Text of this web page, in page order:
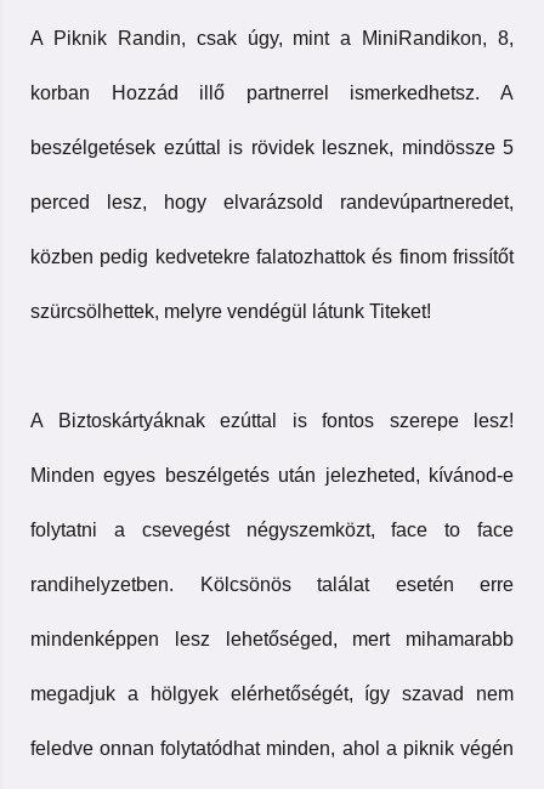
A Piknik Randin, csak úgy, mint a MiniRandikon, 8,
korban Hozzád illő partnerrel ismerkedhetsz. A
beszélgetések ezúttal is rövidek lesznek, mindössze 5
perced lesz, hogy elvarázsold randevúpartneredet,
közben pedig kedvetekre falatozhattok és finom frissítőt
szürcsölhettek, melyre vendégül látunk Titeket!
A Biztoskártyáknak ezúttal is fontos szerepe lesz!
Minden egyes beszélgetés után jelezheted, kívánod-e
folytatni a csevegést négyszemközt, face to face
randihelyzetben. Kölcsönös találat esetén erre
mindenképpen lesz lehetőséged, mert mihamarabb
megadjuk a hölgyek elérhetőségét, így szavad nem
feledve onnan folytatódhat minden, ahol a piknik végén